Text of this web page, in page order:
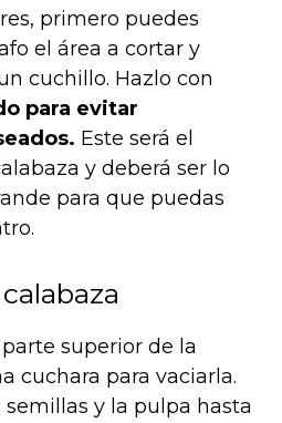
primero puedes
el área a cortar y
cuchillo. Hazlo con
para evitar
Este será el
y deberá ser lo
para que puedas
superior de la
cuchara para vaciarla.
y la pulpa hasta